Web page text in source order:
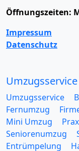
Öffnungszeiten:
Impressum
Datenschutz
Umzugsservice
Umzugsservice
Fernumzug
Mini Umzug
Seniorenumzug
Entrümpelung